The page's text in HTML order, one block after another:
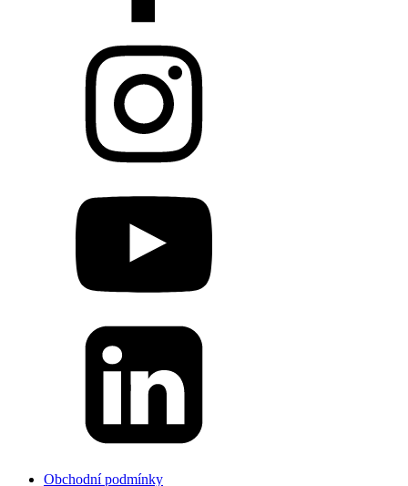
Obchodní podmínky